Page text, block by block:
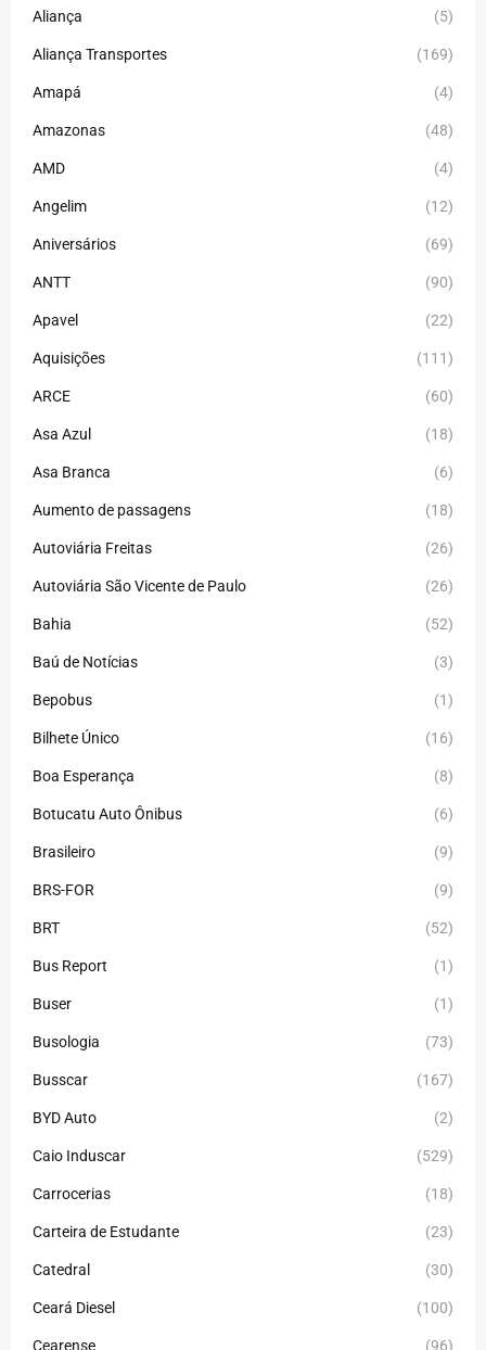
Aliança (5)
Aliança Transportes (169)
Amapá (4)
Amazonas (48)
AMD (4)
Angelim (12)
Aniversários (69)
ANTT (90)
Apavel (22)
Aquisições (111)
ARCE (60)
Asa Azul (18)
Asa Branca (6)
Aumento de passagens (18)
Autoviária Freitas (26)
Autoviária São Vicente de Paulo (26)
Bahia (52)
Baú de Notícias (3)
Bepobus (1)
Bilhete Único (16)
Boa Esperança (8)
Botucatu Auto Ônibus (6)
Brasileiro (9)
BRS-FOR (9)
BRT (52)
Bus Report (1)
Buser (1)
Busologia (73)
Busscar (167)
BYD Auto (2)
Caio Induscar (529)
Carrocerias (18)
Carteira de Estudante (23)
Catedral (30)
Ceará Diesel (100)
Cearense (96)